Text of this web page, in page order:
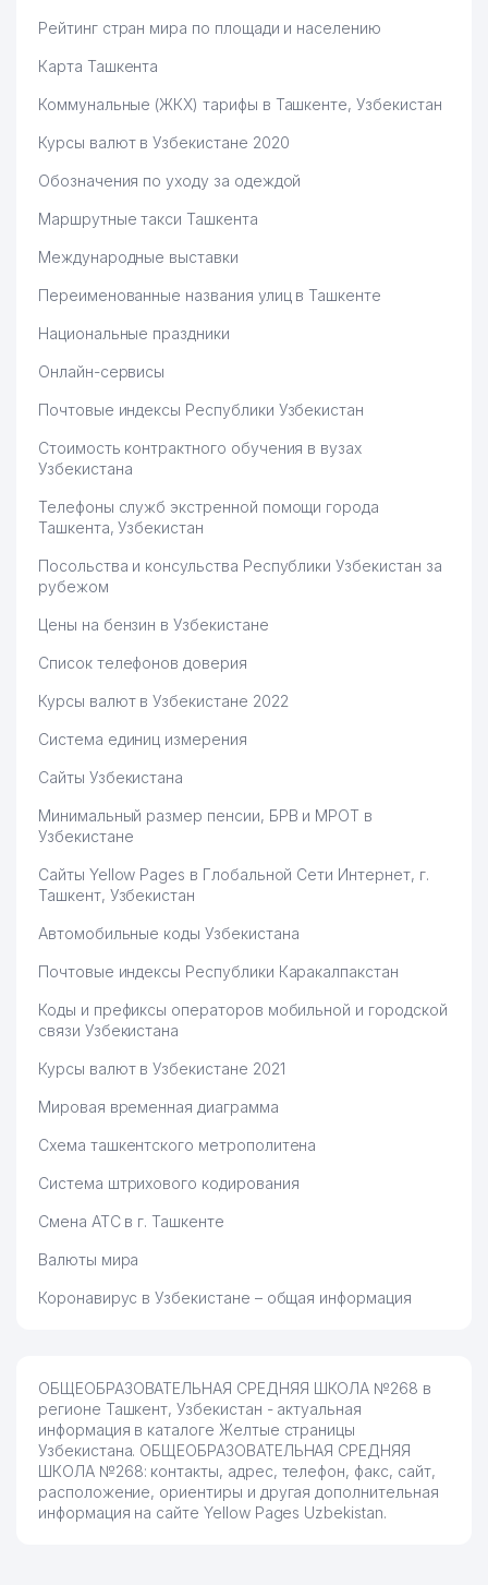
Рейтинг стран мира по площади и населению
Карта Ташкента
Коммунальные (ЖКХ) тарифы в Ташкенте, Узбекистан
Курсы валют в Узбекистане 2020
Обозначения по уходу за одеждой
Маршрутные такси Ташкента
Международные выставки
Переименованные названия улиц в Ташкенте
Национальные праздники
Онлайн-сервисы
Почтовые индексы Республики Узбекистан
Стоимость контрактного обучения в вузах
Узбекистана
Телефоны служб экстренной помощи города
Ташкента, Узбекистан
Посольства и консульства Республики Узбекистан за
рубежом
Цены на бензин в Узбекистане
Список телефонов доверия
Курсы валют в Узбекистане 2022
Система единиц измерения
Сайты Узбекистана
Минимальный размер пенсии, БРВ и МРОТ в
Узбекистане
Сайты Yellow Pages в Глобальной Сети Интернет, г.
Ташкент, Узбекистан
Автомобильные коды Узбекистана
Почтовые индексы Республики Каракалпакстан
Коды и префиксы операторов мобильной и городской
связи Узбекистана
Курсы валют в Узбекистане 2021
Мировая временная диаграмма
Схема ташкентского метрополитена
Система штрихового кодирования
Смена АТС в г. Ташкенте
Валюты мира
Коронавирус в Узбекистане – общая информация
ОБЩЕОБРАЗОВАТЕЛЬНАЯ СРЕДНЯЯ ШКОЛА №268 в
регионе Ташкент, Узбекистан - актуальная
информация в каталоге Желтые страницы
Узбекистана. ОБЩЕОБРАЗОВАТЕЛЬНАЯ СРЕДНЯЯ
ШКОЛА №268: контакты, адрес, телефон, факс, сайт,
расположение, ориентиры и другая дополнительная
информация на сайте Yellow Pages Uzbekistan.